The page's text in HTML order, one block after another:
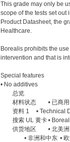
This grade may only be
scope of the tests set
Product Datasheet, the
Healthcare.
Borealis prohibits the
intervention and that is
Special features
• No additives
总览
材料状态
• 已商
资料 1
• Technical
搜索 UL 黄卡•
供货地区
• 北美洲
• 非洲和中东 •